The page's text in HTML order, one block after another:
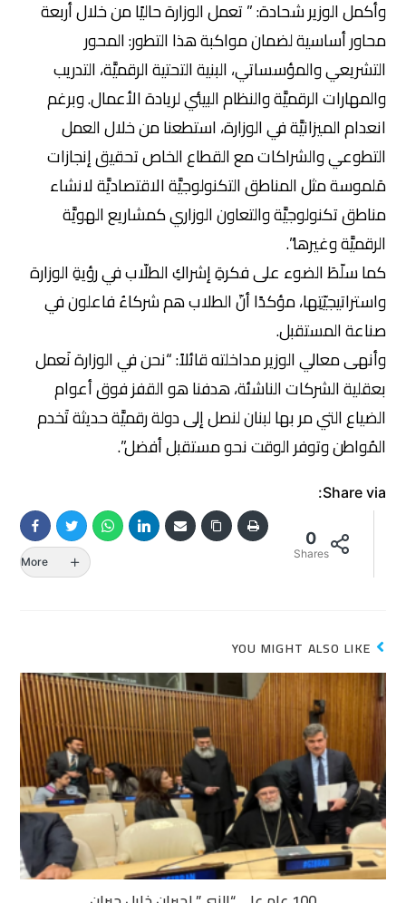
وأكمل الوزير شحادة: ” تعمل الوزارة حاليًا من خلال أربعة
محاور أساسية لضمان مواكبة هذا التطور: المحور
التشريعي والمؤسساتي، البنية التحتية الرقميَّة، التدريب
والمهارات الرقميَّة والنظام البيئي لريادة الأعمال. وبرغم
انعدام الميزانيَّة في الوزارة، استطعنا من خلال العمل
التطوعي والشراكات مع القطاع الخاص تحقيق إنجازات
مَلموسة مثل المناطق التكنولوجيَّة الاقتصاديَّة لانشاء
مناطق تكنولوجيَّة والتعاون الوزاري كمشاريع الهويَّة
الرقميَّة وغيرها”.
كما سلّطَ الضوء على فكرةِ إشراكِ الطلّاب في رؤيةِ الوزارة
واستراتيجيّتِها، مؤكدًا أنّ الطلاب هم شركاءُ فاعلون في
صناعة المستقبل.
وأنهى معالي الوزير مداخلته قائلاً: “نحن في الوزارة نَعمل
بعقلية الشركات الناشئة، هدفنا هو القفز فوق أعوام
الضياع التي مر بها لبنان لنصل إلى دولة رقميَّة حديثة تَخدم
المُواطن وتوفر الوقت نحو مستقبل أفضل”.
Share via:
0
Shares
More
YOU MIGHT ALSO LIKE